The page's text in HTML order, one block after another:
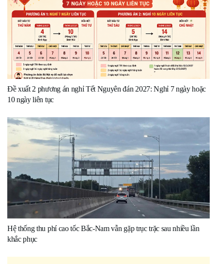
Đề xuất 2 phương án nghỉ Tết Nguyên đán 2027: Nghỉ 7 ngày hoặc
10 ngày liên tục
Hệ thống thu phí cao tốc Bắc-Nam vẫn gặp trục trặc sau nhiều lần
khắc phục